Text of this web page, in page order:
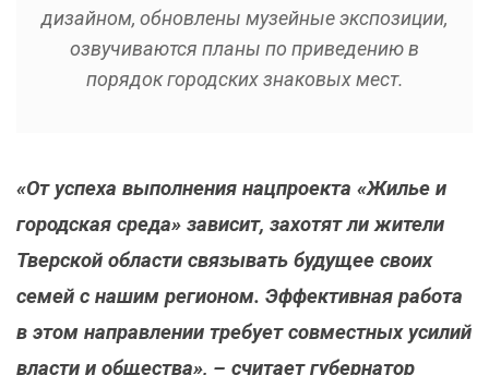
дизайном, обновлены музейные экспозиции,
озвучиваются планы по приведению в
порядок городских знаковых мест.
«От успеха выполнения нацпроекта «Жилье и
городская среда» зависит, захотят ли жители
Тверской области связывать будущее своих
семей с нашим регионом. Эффективная работа
в этом направлении требует совместных усилий
власти и общества», – считает губернатор